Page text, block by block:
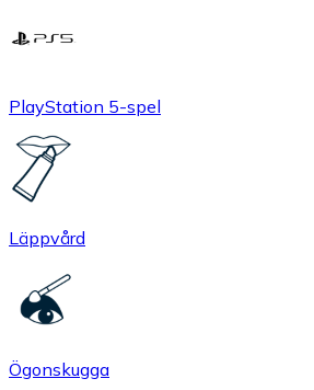
PlayStation 5-spel
Läppvård
Ögonskugga